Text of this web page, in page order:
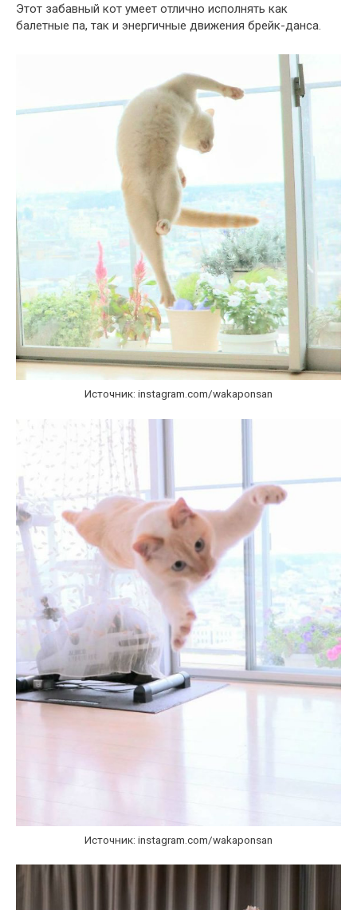
Этот забавный кот умеет отлично исполнять как
балетные па, так и энергичные движения брейк-данса.
Источник: instagram.com/wakaponsan
Источник: instagram.com/wakaponsan